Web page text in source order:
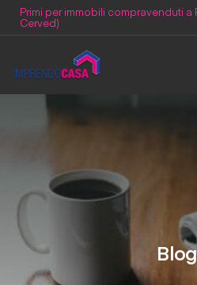
Primi per immobili compravenduti a
Cerved)
Dicono
Blog
Video
Blog